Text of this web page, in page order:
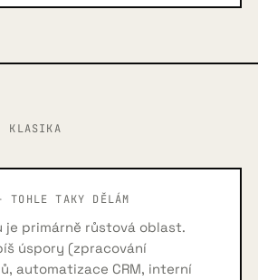
KLASIKA
TAKY DĚLÁM
je primárně růstová oblast.
úspory (zpracování
automatizace CRM, interní